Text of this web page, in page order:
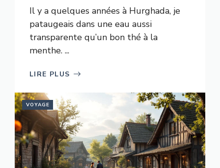
Il y a quelques années à Hurghada, je
pataugeais dans une eau aussi
transparente qu’un bon thé à la
menthe. ...
LIRE PLUS
VOYAGE